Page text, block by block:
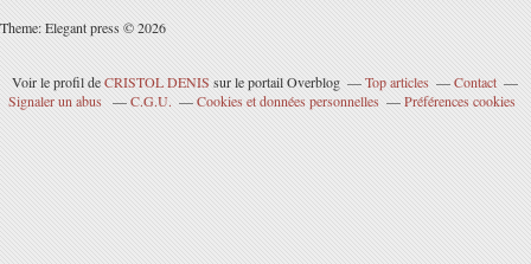
Theme: Elegant press © 2026
Voir le profil deCRISTOL DENIS sur le portail Overblog Top articles
Contact
Signaler un abus
C.G.U. Cookies et données personnelles Préférences cookies